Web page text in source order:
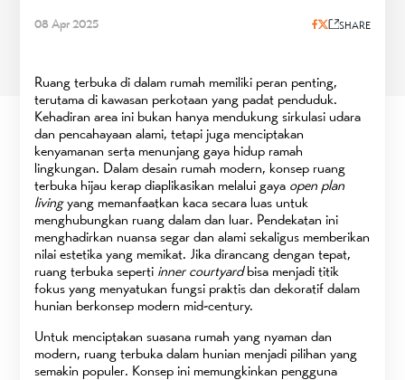
08 Apr 2025 SHARE
Ruang terbuka di dalam rumah memiliki peran penting,
terutama di kawasan perkotaan yang padat penduduk.
Kehadiran area ini bukan hanya mendukung sirkulasi udara
dan pencahayaan alami, tetapi juga menciptakan
kenyamanan serta menunjang gaya hidup ramah
lingkungan. Dalam desain rumah modern, konsep ruang
terbuka hijau kerap diaplikasikan melalui gaya open plan
livingyang memanfaatkan kaca secara luas untuk
menghubungkan ruang dalam dan luar. Pendekatan ini
menghadirkan nuansa segar dan alami sekaligus memberikan
nilai estetika yang memikat. Jika dirancang dengan tepat,
ruang terbuka seperti inner courtyardbisa menjadi titik
fokus yang menyatukan fungsi praktis dan dekoratif dalam
hunian berkonsep modern mid-century.
Untuk menciptakan suasana rumah yang nyaman dan
modern, ruang terbuka dalam hunian menjadi pilihan yang
semakin populer. Konsep ini memungkinkan pengguna